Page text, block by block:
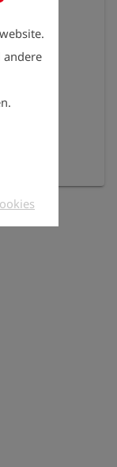
andere
bodemlucht